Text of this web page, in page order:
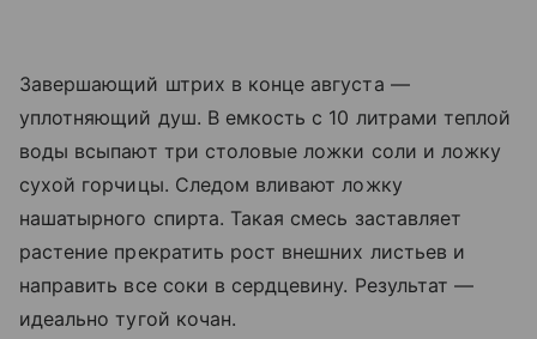
Завершающий штрих в конце августа —
уплотняющий душ. В емкость с 10 литрами теплой
воды всыпают три столовые ложки соли и ложку
сухой горчицы. Следом вливают ложку
нашатырного спирта. Такая смесь заставляет
растение прекратить рост внешних листьев и
направить все соки в сердцевину. Результат —
идеально тугой кочан.